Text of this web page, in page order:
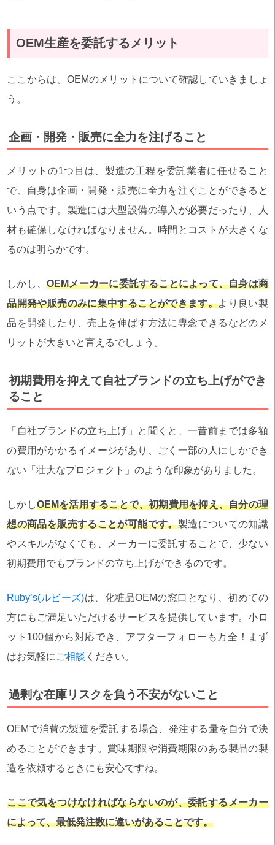
OEM生産を委託するメリット
ここからは、OEMのメリットについて確認していきましょ
う。
企画・開発・販売に全力を注げること
メリットの1つ目は、製造の工程を委託業者に任せること
で、自身は企画・開発・販売に全力を注ぐことができると
いう点です。製造には大型設備の導入が必要だったり、人
材も確保しなければなりません。時間とコストが大きくな
るのは明らかです。
しかし、OEMメーカーに委託することによって、自身は商
品開発や販売のみに集中することができます。より良い製
品を開発したり、売上を伸ばす方法に専念できるなどのメ
リットが大きいと言えるでしょう。
初期費用を抑えて自社ブランドの立ち上げができ
ること
「自社ブランドの立ち上げ」と聞くと、一昔前までは多額
の費用がかかるイメージがあり、ごく一部の人にしかでき
ない「壮大なプロジェクト」のような印象がありました。
しかしOEMを活用することで、初期費用を抑え、自分の理
想の商品を販売することが可能です。製造についての知識
やスキルがなくても、メーカーに委託することで、少ない
初期費用でもブランドの立ち上げができるのです。
Ruby’s(ルビーズ)は、化粧品OEMの窓口となり、初めての
方にもご満足いただけるサービスを提供しています。小ロ
ット100個から対応でき、アフターフォローも万全！まず
はお気軽に ご相談 ください。
過剰な在庫リスクを負う不安がないこと
OEMで消費の製造を委託する場合、発注する量を自分で決
めることができます。賞味期限や消費期限のある製品の製
造を依頼するときにも安心ですね。
ここで気をつけなければならないのが、委託するメーカー
によって、最低発注数に違いがあることです。